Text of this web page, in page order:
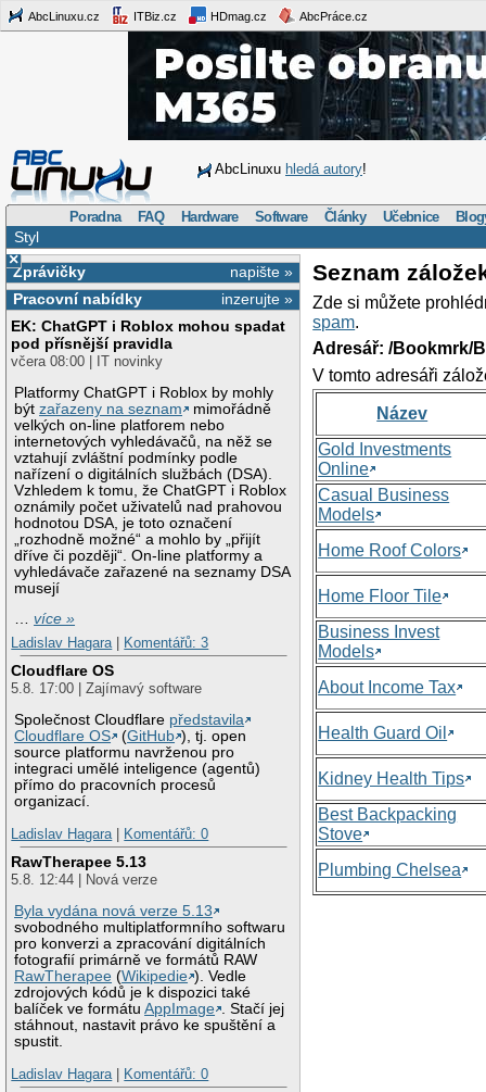
AbcLinuxu.cz ITBiz.cz HDmag.cz AbcPráce.cz
AbcLinuxu hledá autory!
Poradna FAQ Hardware Software Články Učebnice
Styl
×
napište »
Zprávičky
inzerujte »
Pracovní nabídky
EK: ChatGPT i Roblox mohou spadat
pod přísnější pravidla
včera 08:00 | IT novinky
Platformy ChatGPT i Roblox by mohly
býtzařazeny na seznam
mimořádně
velkých on-line platforem nebo
internetových vyhledávačů, na něž se
vztahují zvláštní podmínky podle
nařízení o digitálních službách (DSA).
Vzhledem k tomu, že ChatGPT i Roblox
oznámily počet uživatelů nad prahovou
hodnotou DSA, je toto označení
„rozhodně možné“ a mohlo by „přijít
dříve či později“. On-line platformy a
vyhledávače zařazené na seznamy DSA
musejí
…více »
Ladislav Hagara
Komentářů: 3
Cloudflare OS
5.8. 17:00 | Zajímavý software
Společnost Cloudflare představila
Cloudflare OS
(GitHub ), tj. open
source platformu navrženou pro
integraci umělé inteligence (agentů)
přímo do pracovních procesů
organizací.
Ladislav Hagara
Komentářů: 0
RawTherapee 5.13
5.8. 12:44 | Nová verze
Byla vydána nová verze 5.13
svobodného multiplatformního softwaru
pro konverzi a zpracování digitálních
fotografií primárně ve formátů RAW
RawTherapee (Wikipedie ). Vedle
zdrojových kódů je k dispozici také
balíček ve formátuAppImage . Stačí jej
stáhnout, nastavit právo ke spuštění a
spustit.
Ladislav Hagara
Komentářů: 0
Seznam
Zde si můžete
spam.
Adresář: /Bookmrk/
V tomto adresáři
Název
Gold Investments
Online
Casual Business
Models
Home Roof Colors
Home Floor Tile
Business Invest
Models
About Income Tax
Health Guard Oil
Kidney Health Tips
Best Backpacking
Stove
Plumbing Chelsea